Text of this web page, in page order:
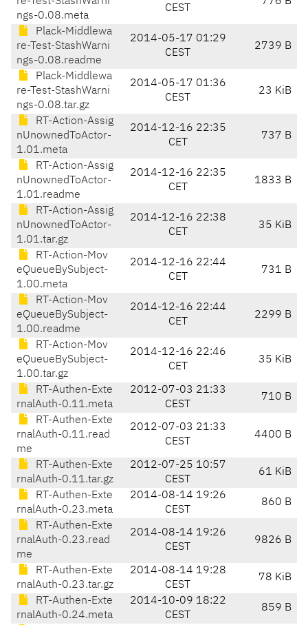
ngs-0.08.meta
CEST
Plack-Middlewa
re-Test-StashWarni
ngs-0.08.readme
2014-05-17 01:29
CEST
2739 B
Plack-Middlewa
re-Test-StashWarni
ngs-0.08.tar.gz
2014-05-17 01:36
CEST
23 KiB
RT-Action-Assig
nUnownedToActor-
1.01.meta
2014-12-16 22:35
CET
737 B
RT-Action-Assig
nUnownedToActor-
1.01.readme
2014-12-16 22:35
CET
1833 B
RT-Action-Assig
nUnownedToActor-
1.01.tar.gz
2014-12-16 22:38
CET
35 KiB
RT-Action-Mov
eQueueBySubject-
1.00.meta
2014-12-16 22:44
CET
731 B
RT-Action-Mov
eQueueBySubject-
1.00.readme
2014-12-16 22:44
CET
2299 B
RT-Action-Mov
eQueueBySubject-
1.00.tar.gz
2014-12-16 22:46
CET
35 KiB
RT-Authen-Exte
rnalAuth-0.11.meta
2012-07-03 21:33
CEST
710 B
RT-Authen-Exte
rnalAuth-0.11.read
me
2012-07-03 21:33
CEST
4400 B
RT-Authen-Exte
rnalAuth-0.11.tar.gz
2012-07-25 10:57
CEST
61 KiB
RT-Authen-Exte
rnalAuth-0.23.meta
2014-08-14 19:26
CEST
860 B
RT-Authen-Exte
rnalAuth-0.23.read
me
2014-08-14 19:26
CEST
9826 B
RT-Authen-Exte
rnalAuth-0.23.tar.gz
2014-08-14 19:28
CEST
78 KiB
RT-Authen-Exte
rnalAuth-0.24.meta
2014-10-09 18:22
CEST
859 B